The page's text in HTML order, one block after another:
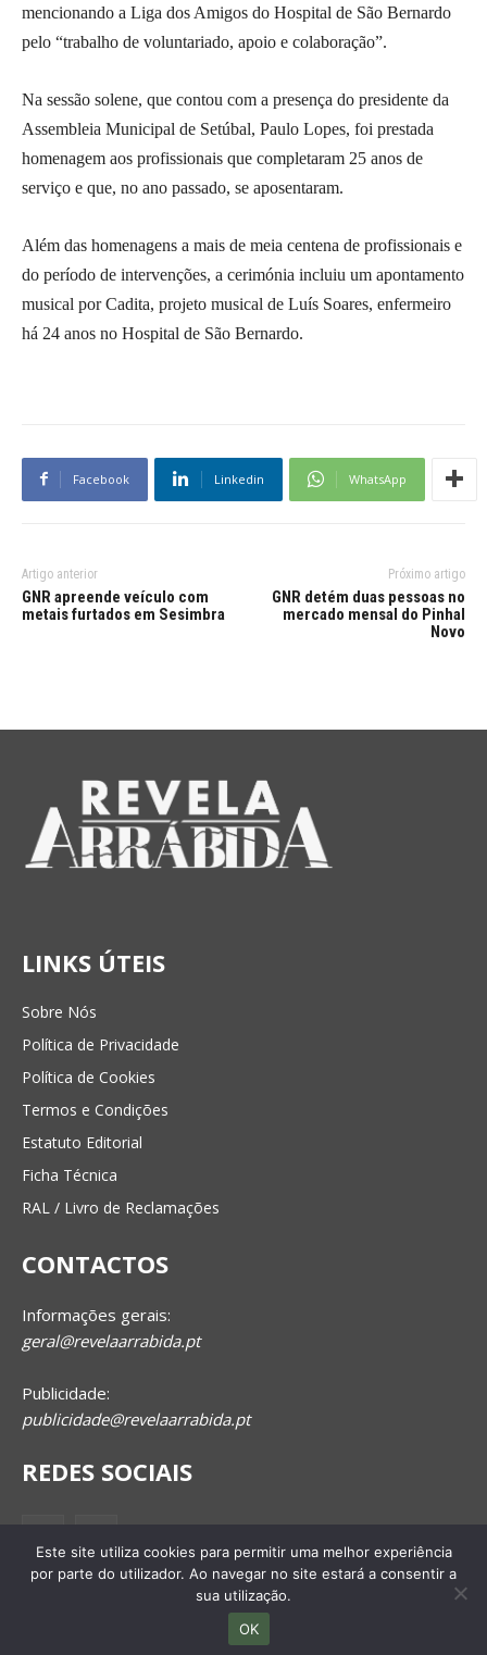
mencionando a Liga dos Amigos do Hospital de São Bernardo
pelo “trabalho de voluntariado, apoio e colaboração”.
Na sessão solene, que contou com a presença do presidente da
Assembleia Municipal de Setúbal, Paulo Lopes, foi prestada
homenagem aos profissionais que completaram 25 anos de
serviço e que, no ano passado, se aposentaram.
Além das homenagens a mais de meia centena de profissionais e
do período de intervenções, a cerimónia incluiu um apontamento
musical por Cadita, projeto musical de Luís Soares, enfermeiro
há 24 anos no Hospital de São Bernardo.
Facebook Linkedin WhatsApp
Artigo anterior
GNR apreende veículo com
metais furtados em Sesimbra
Próximo artigo
GNR detém duas pessoas no
mercado mensal do Pinhal
Novo
LINKS ÚTEIS
Sobre Nós
Política de Privacidade
Política de Cookies
Termos e Condições
Estatuto Editorial
Ficha Técnica
RAL / Livro de Reclamações
CONTACTOS
Informações gerais:
geral@revelaarrabida.pt
Publicidade:
publicidade@revelaarrabida.pt
REDES SOCIAIS
© 2025 Revela Arrábida. Todos os direitos reservados.
Este site utiliza cookies para permitir uma melhor experiência
por parte do utilizador. Ao navegar no site estará a consentir a
sua utilização.
OK